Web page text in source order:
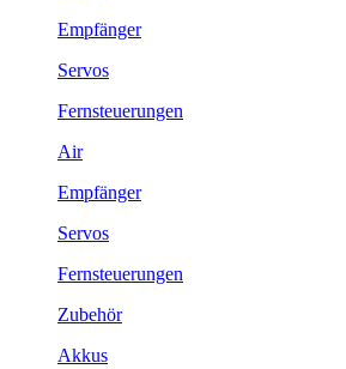
Empfänger
Servos
Fernsteuerungen
Air
Empfänger
Servos
Fernsteuerungen
Zubehör
Akkus